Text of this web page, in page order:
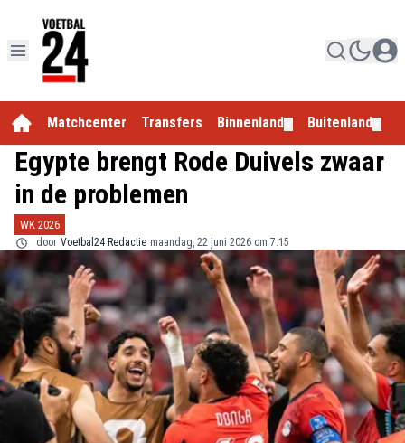
Matchcenter Transfers Binnenland Buitenland
Egypte brengt Rode Duivels zwaar
in de problemen
WK 2026
door Voetbal24 Redactie maandag, 22 juni 2026 om 7:15